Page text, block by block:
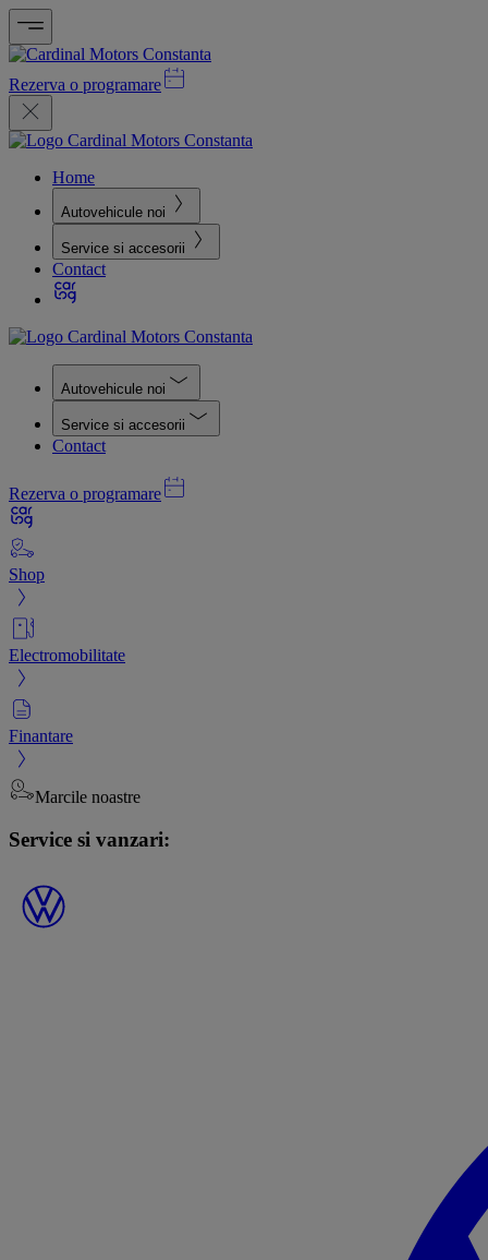
Rezerva o programare
Home
Autovehicule noi
Service si accesorii
Contact
Autovehicule noi
Service si accesorii
Contact
Rezerva o programare
Shop
Electromobilitate
Finantare
Marcile noastre
Service si vanzari: